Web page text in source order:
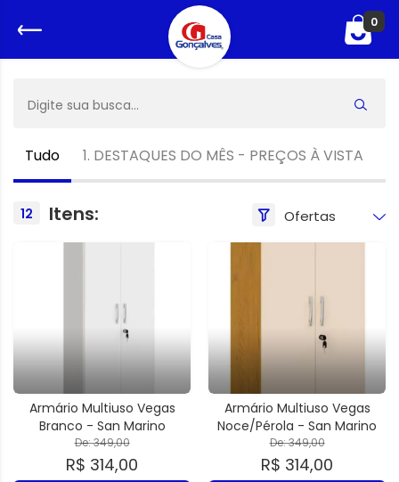
0
Tudo 1. DESTAQUES DO MÊS - PREÇOS À VISTA
12 Itens:
Armário Multiuso Vegas
Branco - San Marino
De: 349,00
R$ 314,00
Armário Multiuso Vegas
Noce/Pérola - San Marino
De: 349,00
R$ 314,00